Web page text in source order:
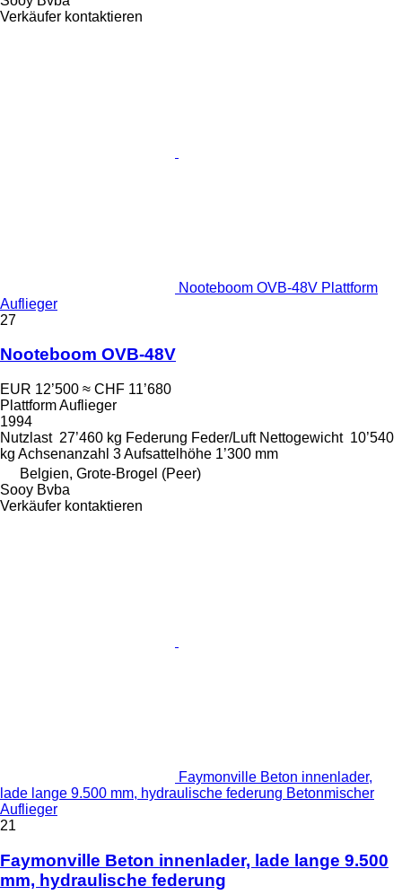
Verkäufer kontaktieren
Nooteboom OVB-48V Plattform
Auflieger
27
Nooteboom OVB-48V
EUR 12’500 ≈ CHF 11’680
Plattform Auflieger
1994
Nutzlast 27’460 kg Federung Feder/Luft Nettogewicht 10’540
kg Achsenanzahl 3Aufsattelhöhe 1’300 mm
Belgien, Grote-Brogel (Peer)
Sooy Bvba
Verkäufer kontaktieren
Faymonville Beton innenlader,
lade lange 9.500 mm, hydraulische federung Betonmischer
Auflieger
21
Faymonville Beton innenlader, lade lange 9.500
mm, hydraulische federung